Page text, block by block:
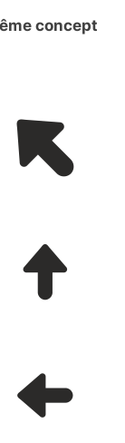
concept